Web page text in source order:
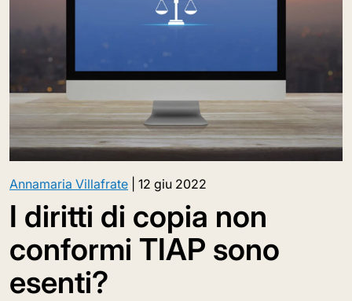
Annamaria Villafrate 12 giu 2022
I diritti di copia non
conformi TIAP sono
esenti?